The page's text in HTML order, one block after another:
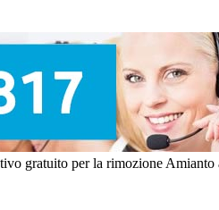
gratuito per la rimozione Amianto